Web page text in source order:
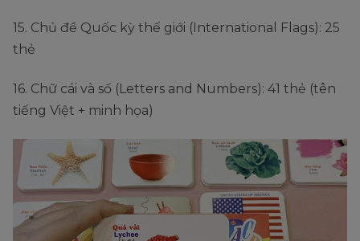
15. Chủ đề Quốc kỳ thế giới (International Flags): 25
thẻ
16. Chữ cái và số (Letters and Numbers): 41 thẻ (tên
tiếng Việt + minh họa)